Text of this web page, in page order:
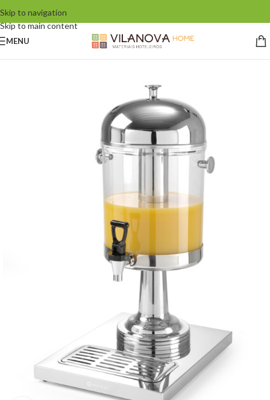
Skip to navigation
Skip to main content
MENU